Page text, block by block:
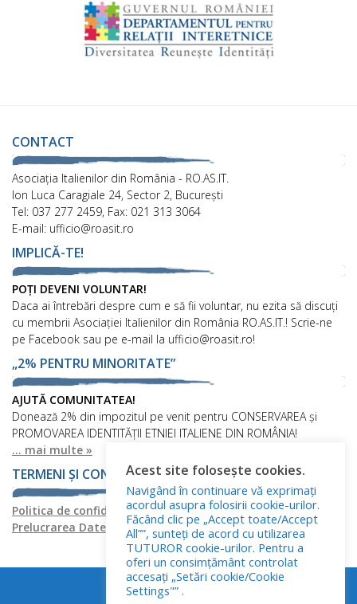
CONTACT
Asociaţia Italienilor din România - RO.AS.IT.
Ion Luca Caragiale 24, Sector 2, București
Tel: 037 277 2459, Fax: 021 313 3064
E-mail: ufficio@roasit.ro
IMPLICĂ-TE!
POȚI DEVENI VOLUNTAR!
Daca ai întrebări despre cum e să fii voluntar, nu ezita să discuți
cu membrii Asociației Italienilor din România RO.AS.IT.! Scrie-ne
pe Facebook sau pe e-mail la ufficio@roasit.ro!
„2% PENTRU MINORITATE”
AJUTĂ COMUNITATEA!
Donează 2% din impozitul pe venit pentru CONSERVAREA și
PROMOVAREA IDENTITĂȚII ETNIEI ITALIENE DIN ROMÂNIA!
... mai multe »
TERMENI ȘI CONDIȚII
Politica de confidențialitatePolitica privind fișierele cookies
Prelucrarea Datelor cu Caracter Personal
Acest site folosește cookies.
Navigând în continuare vă exprimați
acordul asupra folosirii cookie-urilor.
Făcând clic pe „Accept toate/Accept
All””, sunteți de acord cu utilizarea
TUTUROR cookie-urilor. Pentru a
oferi un consimțământ controlat
accesați „Setări cookie/Cookie
Settings"” .